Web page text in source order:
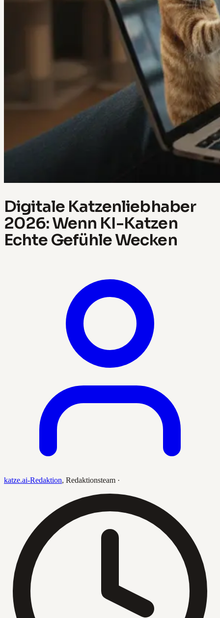
Digitale Katzenliebhaber
2026: Wenn KI-Katzen
Echte Gefühle Wecken
katze.ai-Redaktion, Redaktionsteam ·